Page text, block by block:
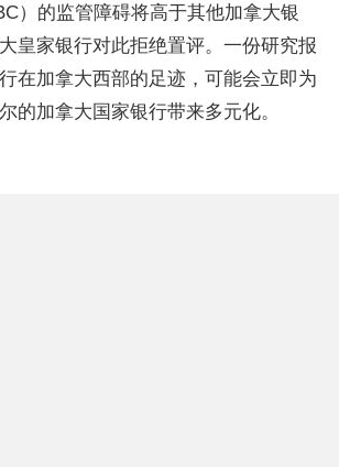
）的监管障碍将高于其他加拿大银
皇家银行对此拒绝置评。一份研究报
在加拿大西部的足迹，可能会立即为
的加拿大国家银行带来多元化。